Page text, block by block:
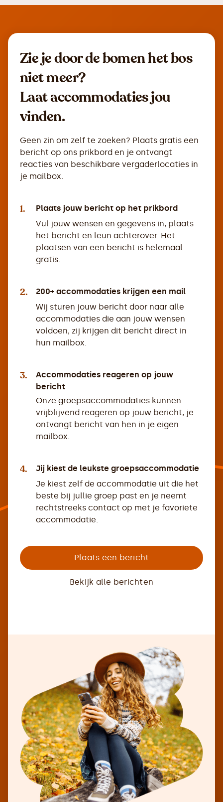
Zie je door de bomen het bos
niet meer?
Laat accommodaties jou
vinden.
Geen zin om zelf te zoeken? Plaats gratis een
bericht op ons prikbord en je ontvangt
reacties van beschikbare vergaderlocaties in
je mailbox.
1.
Plaats jouw bericht op het prikbord
Vul jouw wensen en gegevens in, plaats
het bericht en leun achterover. Het
plaatsen van een bericht is helemaal
gratis.
2.
200+ accommodaties krijgen een mail
Wij sturen jouw bericht door naar alle
accommodaties die aan jouw wensen
voldoen, zij krijgen dit bericht direct in
hun mailbox.
3.
Accommodaties reageren op jouw
bericht
Onze groepsaccommodaties kunnen
vrijblijvend reageren op jouw bericht, je
ontvangt bericht van hen in je eigen
mailbox.
4.
Jij kiest de leukste groepsaccommodatie
Je kiest zelf de accommodatie uit die het
beste bij jullie groep past en je neemt
rechtstreeks contact op met je favoriete
accommodatie.
Plaats een bericht
Bekijk alle berichten